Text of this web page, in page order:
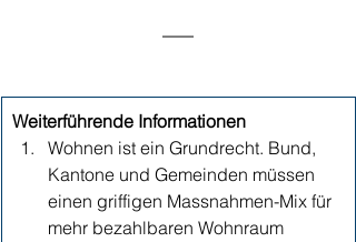
Weiterführende Informationen
Wohnen ist ein Grundrecht. Bund,
Kantone und Gemeinden müssen
einen griffigen Massnahmen-Mix für
mehr bezahlbaren Wohnraum